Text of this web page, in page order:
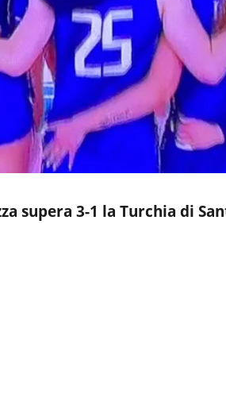
supera 3-1 la Turchia di